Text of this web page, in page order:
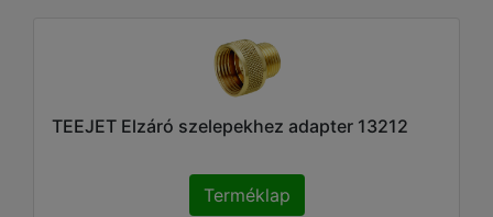
TEEJET Elzáró szelepekhez adapter 13212
Terméklap